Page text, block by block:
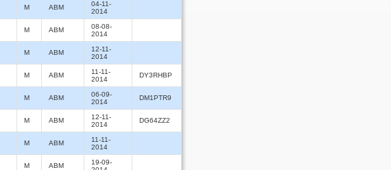
M ABM
04-11-
2014
M ABM
08-08-
2014
M ABM
12-11-
2014
M ABM
11-11-
2014
DY3RHBP
M ABM
06-09-
2014
DM1PTR9
M ABM
12-11-
2014
DG64ZZ2
M ABM
11-11-
2014
M ABM
19-09-